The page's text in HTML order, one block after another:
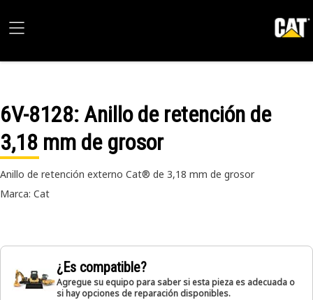
6V-8128: Anillo de retención de
3,18 mm de grosor
Anillo de retención externo Cat® de 3,18 mm de grosor
Marca: Cat
¿Es compatible?
Agregue su equipo para saber si esta pieza es adecuada o
si hay opciones de reparación disponibles.